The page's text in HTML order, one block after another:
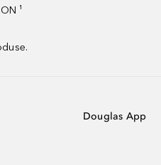
¹
Douglas App